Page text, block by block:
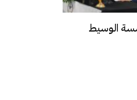
الوسيط